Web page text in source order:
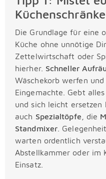
Die Grundlage für eine
Küche ohne unnötige
Zettelwirtschaft oder
hierher. Schneller
Wäschekorb werfen
Eingemachte. Gebt
und sich leicht ersetzen
auch Spezialtöpfe , die
Standmixer .
warten ordentlich
Abstellkammer oder im
Einsatz.